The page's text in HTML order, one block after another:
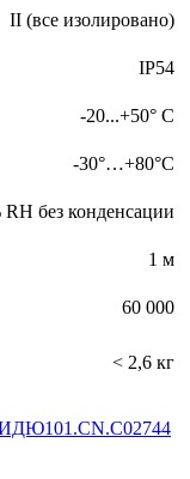
II (все изолировано)
IP54
-20...+50° С
-30°…+80°С
RH без конденсации
1 м
60 000
< 2,6 кг